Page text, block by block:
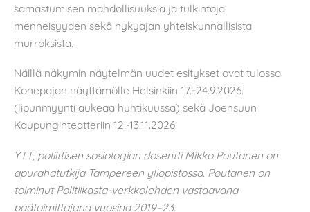
samastumisen mahdollisuuksia ja tulkintoja
menneisyyden sekä nykyajan yhteiskunnallisista
murroksista.
Näillä näkymin näytelmän uudet esitykset ovat tulossa
Konepajan näyttämölle Helsinkiin 17.-24.9.2026.
(lipunmyynti aukeaa huhtikuussa) sekä Joensuun
Kaupunginteatteriin 12.-13.11.2026.
YTT, poliittisen sosiologian dosentti Mikko Poutanen on
apurahatutkija Tampereen yliopistossa. Poutanen on
toiminut Politiikasta-verkkolehden vastaavana
päätoimittajana vuosina 2019–23.